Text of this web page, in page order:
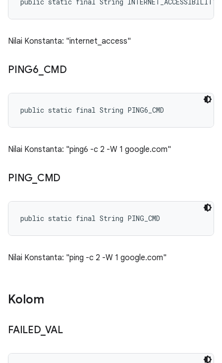
Nilai Konstanta: "internet_access"
PING6 CMD
public static final String PING6_CMD
Nilai Konstanta: "ping6 -c 2 -W 1 google.com"
PING CMD
public static final String PING_CMD
Nilai Konstanta: "ping -c 2 -W 1 google.com"
Kolom
FAILED_VAL